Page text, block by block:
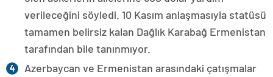
verileceğini söyledi. 10 Kasım anlaşmasıyla statüsü
tamamen belirsiz kalan Dağlık Karabağ Ermenistan
tarafından bile tanınmıyor.
Azerbaycan ve Ermenistan arasındaki çatışmalar